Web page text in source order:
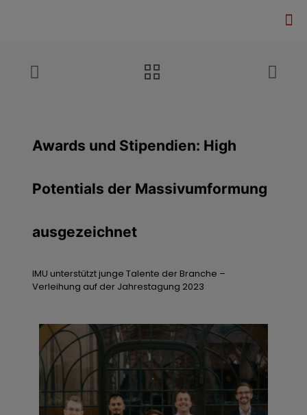
Awards und Stipendien: High
Potentials der Massivumformung
ausgezeichnet
IMU unterstützt junge Talente der Branche –
Verleihung auf der Jahrestagung 2023